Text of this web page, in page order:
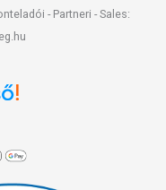
- Partneri - Sales: